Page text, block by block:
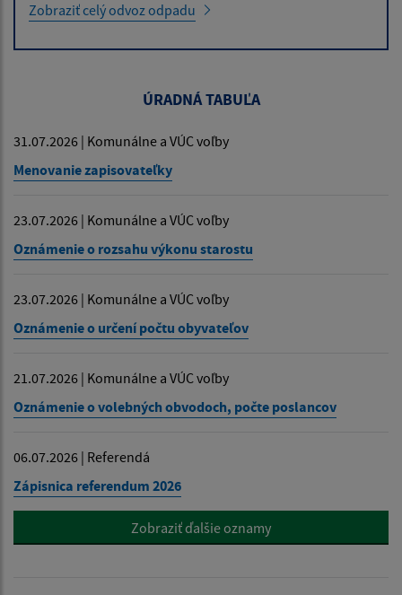
Zobraziť celý odvoz odpadu
ÚRADNÁ TABUĽA
31.07.2026 | Komunálne a VÚC voľby
Menovanie zapisovateľky
23.07.2026 | Komunálne a VÚC voľby
Oznámenie o rozsahu výkonu starostu
23.07.2026 | Komunálne a VÚC voľby
Oznámenie o určení počtu obyvateľov
21.07.2026 | Komunálne a VÚC voľby
Oznámenie o volebných obvodoch, počte poslancov
06.07.2026 | Referendá
Zápisnica referendum 2026
Zobraziť ďalšie oznamy